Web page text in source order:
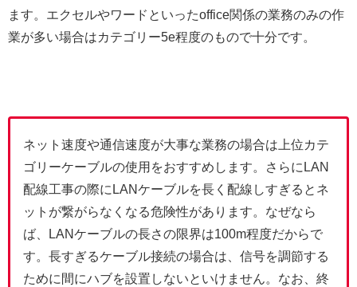
ます。エクセルやワードといったoffice関係の業務のみの作
業が多い場合はカテゴリー5e程度のもので十分です。
ネット速度や通信速度が大事な業務の場合は上位カテ
ゴリーケーブルの使用をおすすめします。さらにLAN
配線工事の際にLANケーブルを長く配線しすぎるとネ
ットが繋がらなくなる危険性があります。なぜなら
ば、LANケーブルの長さの限界は100m程度だからで
す。長すぎるケーブル接続の場合は、信号を調節する
ために間にハブを設置しないといけません。なお、終